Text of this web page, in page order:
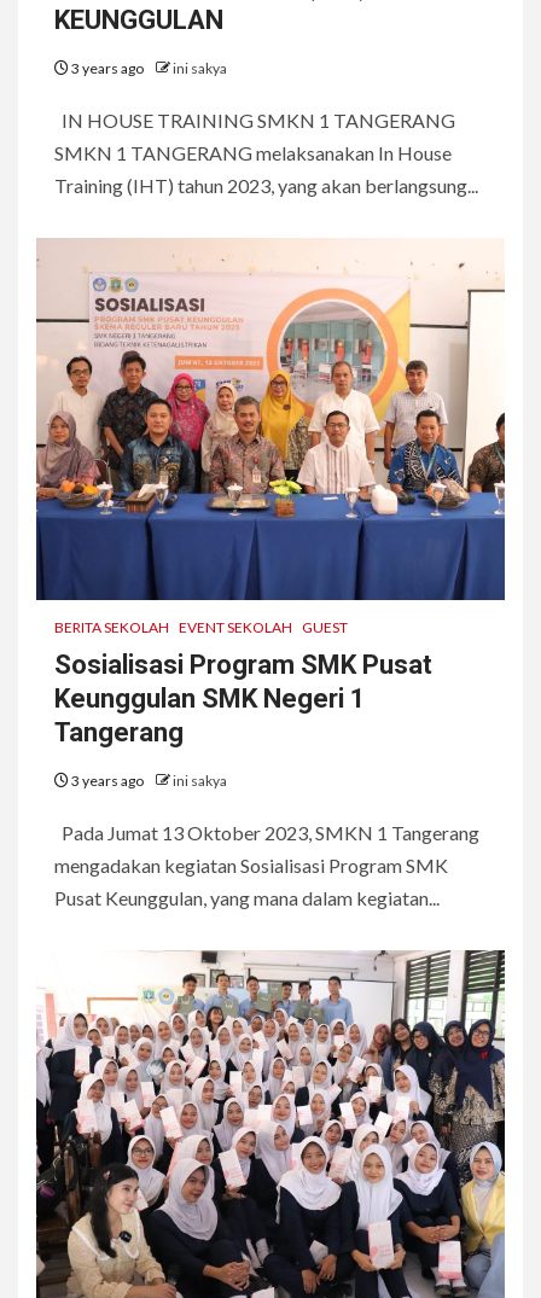
KEUNGGULAN
3 years ago ini sakya
IN HOUSE TRAINING SMKN 1 TANGERANG
SMKN 1 TANGERANG melaksanakan In House
Training (IHT) tahun 2023, yang akan berlangsung...
BERITA SEKOLAH EVENT SEKOLAH GUEST
Sosialisasi Program SMK Pusat
Keunggulan SMK Negeri 1
Tangerang
3 years ago ini sakya
Pada Jumat 13 Oktober 2023, SMKN 1 Tangerang
mengadakan kegiatan Sosialisasi Program SMK
Pusat Keunggulan, yang mana dalam kegiatan...